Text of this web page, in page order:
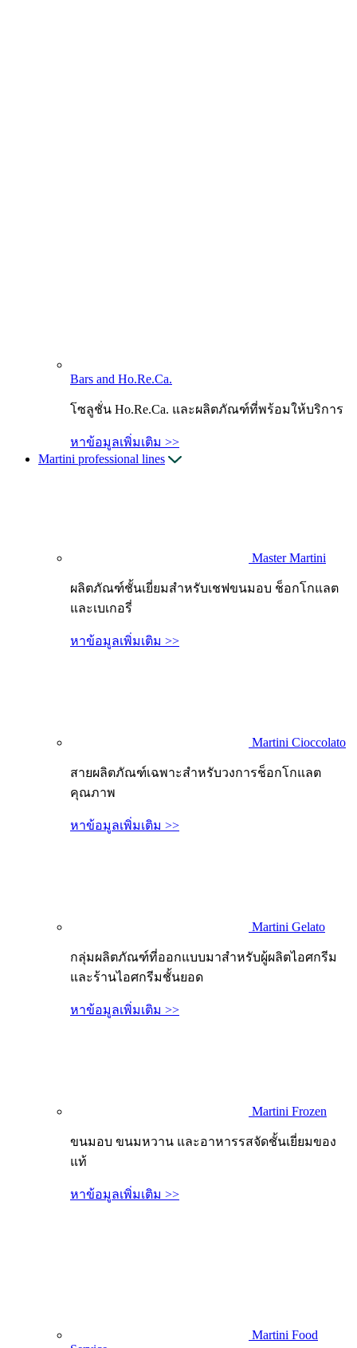
Bars and Ho.Re.Ca.
โซลูชั่น Ho.Re.Ca. และผลิตภัณฑ์ที่พร้อมให้บริการ
หาข้อมูลเพิ่มเติม >>
Martini professional lines
Master Martini
ผลิตภัณฑ์ชั้นเยี่ยมสำหรับเชฟขนมอบ ช็อกโกแลต
และเบเกอรี่
หาข้อมูลเพิ่มเติม >>
Martini Cioccolato
สายผลิตภัณฑ์เฉพาะสำหรับวงการช็อกโกแลต
คุณภาพ
หาข้อมูลเพิ่มเติม >>
Martini Gelato
กลุ่มผลิตภัณฑ์ที่ออกแบบมาสำหรับผู้ผลิตไอศกรีม
และร้านไอศกรีมชั้นยอด
หาข้อมูลเพิ่มเติม >>
Martini Frozen
ขนมอบ ขนมหวาน และอาหารรสจัดชั้นเยี่ยมของ
แท้
หาข้อมูลเพิ่มเติม >>
Martini Food